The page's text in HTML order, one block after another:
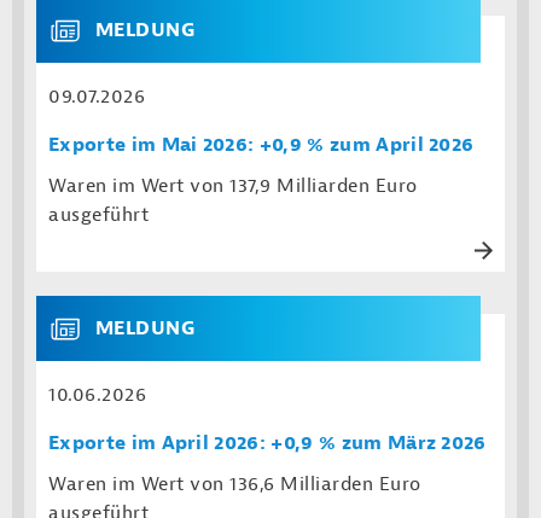
MELDUNG
09.07.2026
Exporte im Mai 2026: +0,9 % zum April 2026
Waren im Wert von 137,9 Milliarden Euro
ausgeführt
MELDUNG
10.06.2026
Exporte im April 2026: +0,9 % zum März 2026
Waren im Wert von 136,6 Milliarden Euro
ausgeführt